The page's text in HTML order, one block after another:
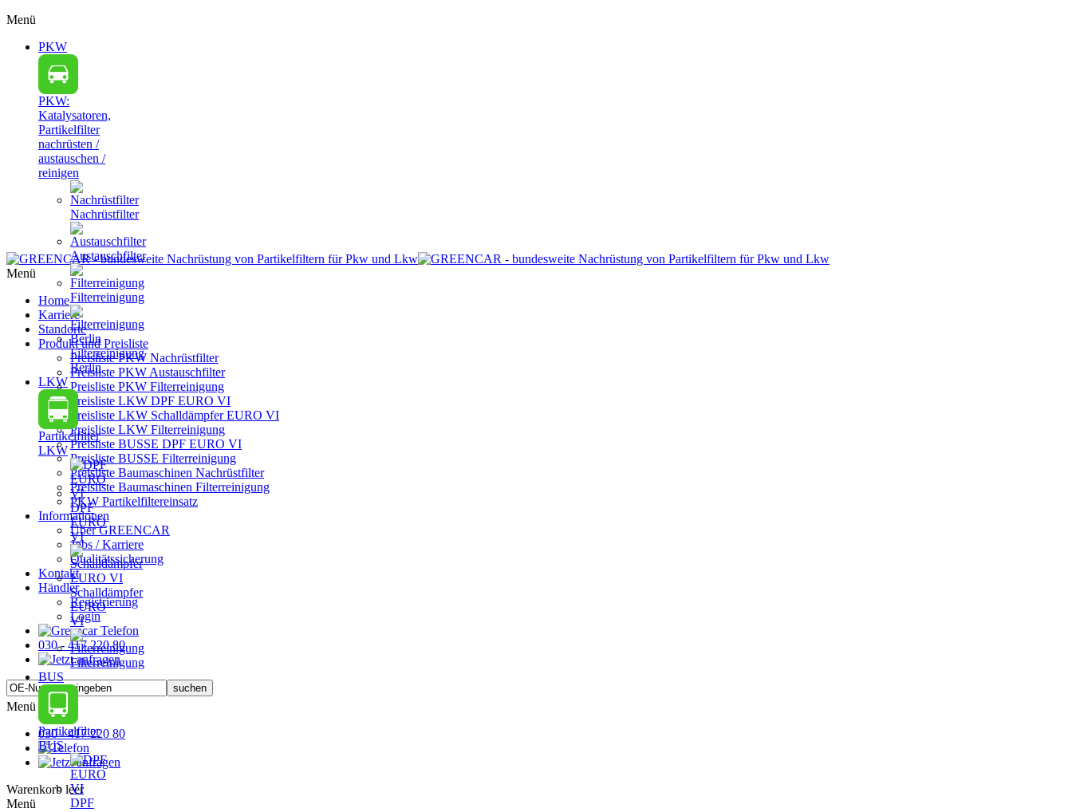
Menü
PKW
PKW:
Katalysatoren,
Partikelfilter
nachrüsten /
austauschen /
reinigen
Nachrüstfilter
Austauschfilter
Filterreinigung
Filterreinigung
Berlin
LKW
Partikelfilter
LKW
DPF
EURO
VI
Schalldämpfer
EURO
VI
Filterreinigung
BUS
Partikelfilter
BUS
DPF
Menü
Home
Karriere
Standorte
Produkt und Preisliste
Preisliste PKW Nachrüstfilter
Preisliste PKW Austauschfilter
Preisliste PKW Filterreinigung
Preisliste LKW DPF EURO VI
Preisliste LKW Schalldämpfer EURO VI
Preisliste LKW Filterreinigung
Preisliste BUSSE DPF EURO VI
Preisliste BUSSE Filterreinigung
Preisliste Baumaschinen Nachrüstfilter
Preisliste Baumaschinen Filterreinigung
PKW Partikelfiltereinsatz
Informationen
Über GREENCAR
Jobs / Karriere
Qualitätssicherung
Kontakt
Händler
Registrierung
Login
030 - 417 220 80
Menü
030 - 417 220 80
Warenkorb leer
Menü